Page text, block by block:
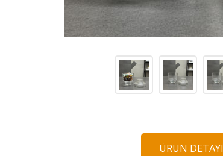
ÜRÜN DETAYI